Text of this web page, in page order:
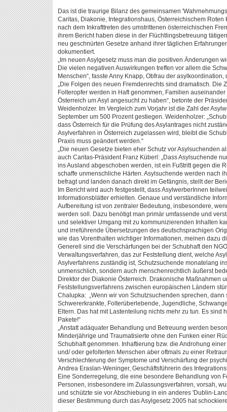
Das ist die traurige Bilanz des gemeinsamen
Caritas, Diakonie, Integrationshaus, Österreichischem
nach dem Inkrafttreten des umstrittenen österreichischen
ihrem Bericht haben diese in der Flüchtlingsbetreuung
neu geschnürten Gesetze anhand ihrer täglichen
dokumentiert.
„Im neuen Asylgesetz muss man die positiven Änderungen
Die vielen negativen Auswirkungen treffen vor allem die
Menschen“, fasste Anny Knapp, Obfrau der
„Die Folgen des neuen Fremdenrechts sind dramatisch. Die
Folteropfer werden in Haft genommen, Familien
Österreich um Asyl angesucht zu haben“, betonte der
Weidenholzer. Im Vergleich zum Vorjahr ist die Zahl der
September um 500 Prozent gestiegen. Weidenholzer:
dass Österreich für die Prüfung des Asylantrages nicht
Asylverfahren in Österreich zugelassen wird, bleibt die
Praxis muss geändert werden.“
„Die neuen Gesetze bieten eher Schutz vor Asylsuchenden
auch Caritas-Präsident Franz Küberl: „Dass Asylsuchende
ins Ausland abgeschoben werden, ist ein Fußtritt gegen die
schaffe unmenschliche Härten. Asylsuchende werden nach
befragt und landen danach direkt im Gefängnis, stellt der
Im Bericht wird auch festgestellt, dass AsylwerberInnen
Informationsblätter erhielten. Genaue und verständliche
Aufbereitung ist von zentraler Bedeutung, insbesondere,
werden soll. Dazu benötigt man primär umfassende und
und selektiver Umgang mit zu kommunizierenden Inhalten
und irreführende Übersetzungen des deutschsprachigen
wie das Vorenthalten wichtiger Informationen, meinen dazu
Generell sind die Verschärfungen bei der Schubhaft den
Verwaltungsverfahren, das zur Feststellung dient, welche
Asylverfahrens zuständig ist, Schutzsuchende monatelang
unmenschlich, sondern auch menschenrechtlich äußerst
Direktor der Diakonie Österreich. Drakonische Maßnahmen
Feststellungsverfahrens zwischen europäischen Ländern
Chalupka: „Wenn wir von Schutzsuchenden sprechen, dann
Schwererkrankte, Folterüberlebende, Jugendliche,
Eltern. Das hat mit Lastenteilung nichts mehr zu tun. Es sind
Pakete!“
„Anstatt adäquater Behandlung und Betreuung werden
Minderjährige und Traumatisierte ohne den Funken einer
Schubhaft genommen. Inhaftierung bzw. die Androhung
und/ oder gefolterten Menschen aber oftmals zu einer
Verschlechterung der Symptome und Verschärfung der
Andrea Eraslan-Weninger, Geschäftsführerin des
Eine Sonderregelung, die eine besondere Behandlung von
Personen, insbesondere im Zulassungsverfahren, vorsah,
und schützte sie vor Abschiebung in ein anderes 'Dublin-
dieser Bestimmung durch das Asylgesetz 2005 hat